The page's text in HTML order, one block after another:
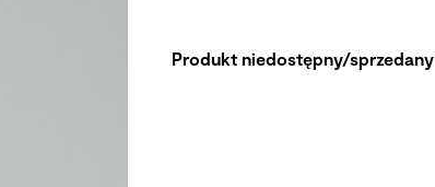
Produkt niedostępny/sprzedany